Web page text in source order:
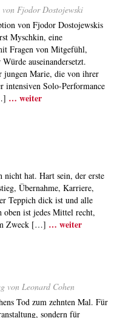
Fjodor Dostojewski
von Fjodor Dostojewskis
Myschkin, eine
Fragen von Mitgefühl,
auseinandersetzt.
jungen Marie, die von ihrer
intensiven Solo-Performance
… weiter
nicht hat. Hart sein, der erste
Übernahme, Karriere,
Teppich dick ist und alle
oben ist jedes Mittel recht,
Zweck […] … weiter
von Leonard Cohen
Tod zum zehnten Mal. Für
sondern für